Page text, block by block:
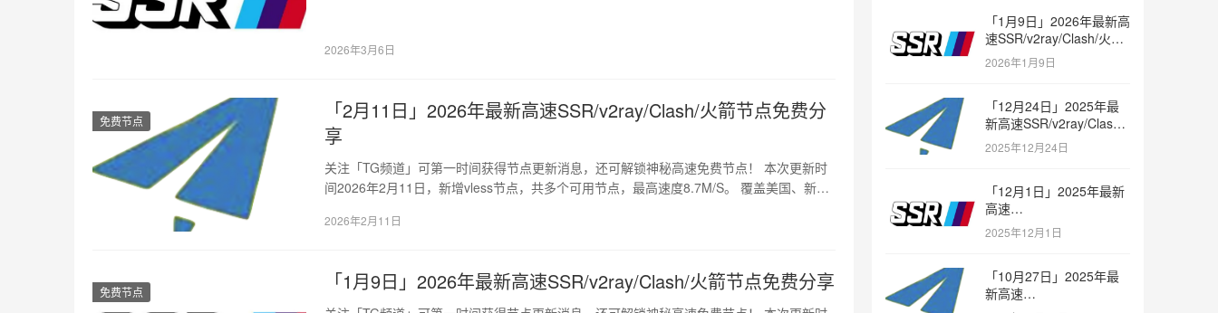
2026年3月6日
免费节点
「2月11日」2026年最新高速SSR/v2ray/Clash/火箭节点免费分
享
关注「TG频道」可第一时间获得节点更新消息，还可解锁神秘高速免费节点！ 本次更新时
间2026年2月11日，新增vless节点，共多个可用节点，最高速度8.7M/S。 覆盖美国、新
2026年2月11日
免费节点 「1月9日」2026年最新高速SSR/v2ray/Clash/火箭节点免费分享
「1月9日」2026年最新高
速SSR/v2ray/Clash/火箭
节点免费分享
2026年1月9日
「12月24日」2025年最
新高速SSR/v2ray/Clash/
火箭节点免费分享
2025年12月24日
「12月1日」2025年最新
高速
SSR/v2ray/Clash/trojan
节点免费分享
2025年12月1日
「10月27日」2025年最
新高速